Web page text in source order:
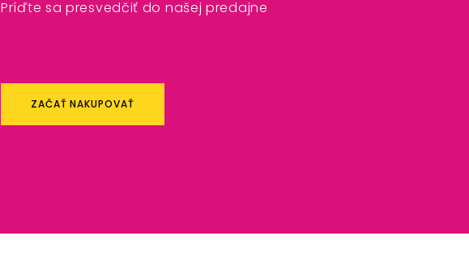
Príďte sa presvedčiť do našej predajne
ZAČAŤ NAKUPOVAŤ